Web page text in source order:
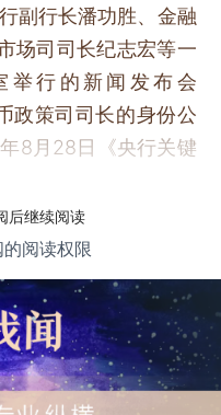
行长潘功胜、金融
场司司长纪志宏等一
举行的新闻发布会
政策司司长的身份公
8月28日《央行关键
后继续阅读
阅读权限